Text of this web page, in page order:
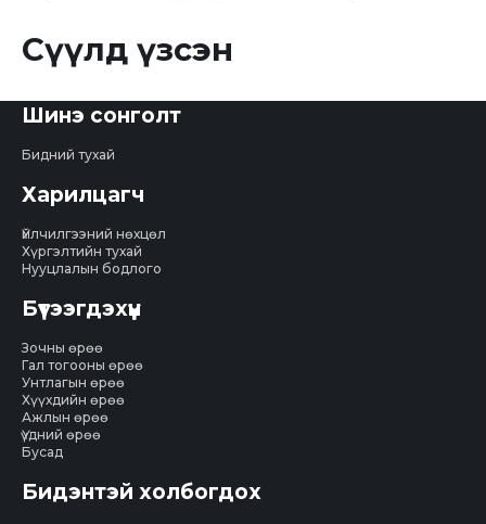
Сүүлд үзсэн
Шинэ сонголт
Бидний тухай
Харилцагч
Үйлчилгээний нөхцөл
Хүргэлтийн тухай
Нууцлалын бодлого
Бүтээгдэхүүн
Зочны өрөө
Гал тогооны өрөө
Унтлагын өрөө
Хүүхдийн өрөө
Ажлын өрөө
Үүдний өрөө
Бусад
Бидэнтэй холбогдох